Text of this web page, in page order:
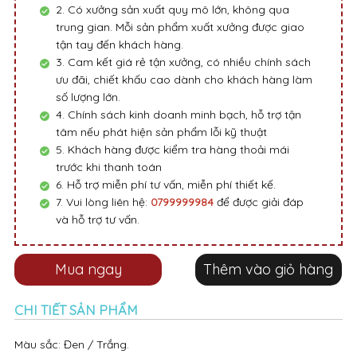
2. Có xưởng sản xuất quy mô lớn, không qua
trung gian. Mỗi sản phẩm xuất xưởng được giao
tận tay đến khách hàng.
3. Cam kết giá rẻ tận xưởng, có nhiều chính sách
ưu đãi, chiết khấu cao dành cho khách hàng làm
số lượng lớn.
4. Chính sách kinh doanh minh bạch, hỗ trợ tận
tâm nếu phát hiện sản phẩm lỗi kỹ thuật
5. Khách hàng được kiểm tra hàng thoải mái
trước khi thanh toán
6. Hỗ trợ miễn phí tư vấn, miễn phí thiết kế.
7. Vui lòng liên hệ: 0799999984 để được giải đáp
và hỗ trợ tư vấn.
Thêm vào giỏ hàng
Mua ngay
CHI TIẾT SẢN PHẨM
Màu sắc: Đen / Trắng.